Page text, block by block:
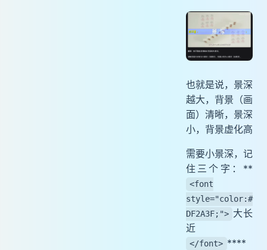
也就是说，景深
越大，背景（画
面）清晰，景深
小，背景虚化高
需要小景深，记
住三个字：**
<font
style="color:#
DF2A3F;"> 大长
近
</font> ****